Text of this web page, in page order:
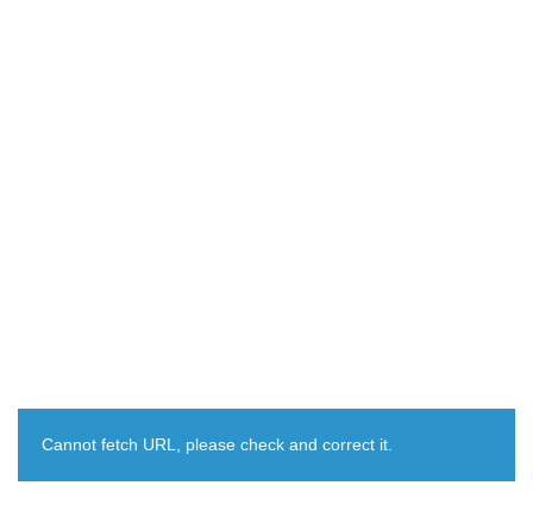
Cannot fetch URL, please check and correct it.